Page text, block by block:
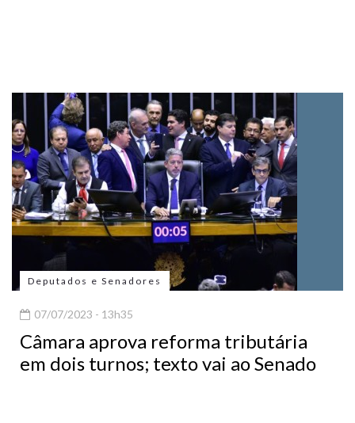
Deputados e Senadores
07/07/2023 - 13h35
Câmara aprova reforma tributária
em dois turnos; texto vai ao Senado